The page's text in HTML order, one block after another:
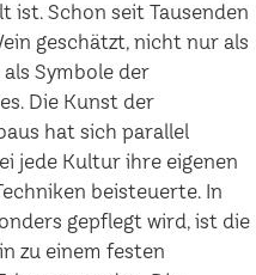
ist. Schon seit Tausenden
geschätzt, nicht nur als
Symbole der
Die Kunst der
hat sich parallel
jede Kultur ihre eigenen
beisteuerte. In
gepflegt wird, ist die
zu einem festen